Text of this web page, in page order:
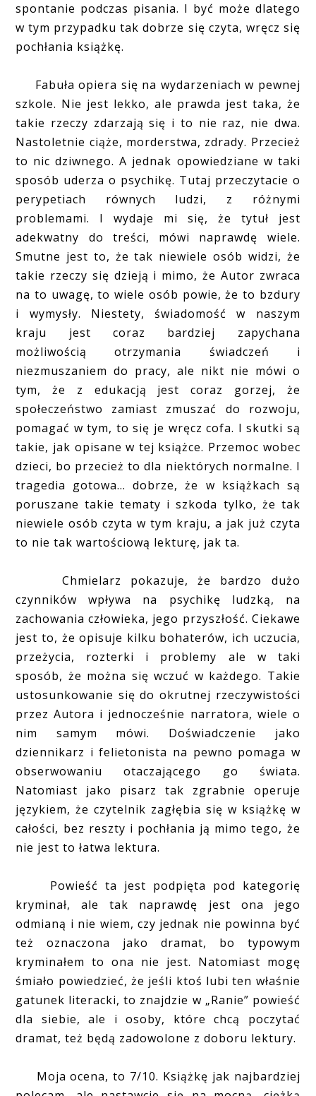
spontanie podczas pisania. I być może dlatego
w tym przypadku tak dobrze się czyta, wręcz się
pochłania książkę.
Fabuła opiera się na wydarzeniach w pewnej
szkole. Nie jest lekko, ale prawda jest taka, że
takie rzeczy zdarzają się i to nie raz, nie dwa.
Nastoletnie ciąże, morderstwa, zdrady. Przecież
to nic dziwnego. A jednak opowiedziane w taki
sposób uderza o psychikę. Tutaj przeczytacie o
perypetiach równych ludzi, z różnymi
problemami. I wydaje mi się, że tytuł jest
adekwatny do treści, mówi naprawdę wiele.
Smutne jest to, że tak niewiele osób widzi, że
takie rzeczy się dzieją i mimo, że Autor zwraca
na to uwagę, to wiele osób powie, że to bzdury
i wymysły. Niestety, świadomość w naszym
kraju jest coraz bardziej zapychana
możliwością otrzymania świadczeń i
niezmuszaniem do pracy, ale nikt nie mówi o
tym, że z edukacją jest coraz gorzej, że
społeczeństwo zamiast zmuszać do rozwoju,
pomagać w tym, to się je wręcz cofa. I skutki są
takie, jak opisane w tej książce. Przemoc wobec
dzieci, bo przecież to dla niektórych normalne. I
tragedia gotowa… dobrze, że w książkach są
poruszane takie tematy i szkoda tylko, że tak
niewiele osób czyta w tym kraju, a jak już czyta
to nie tak wartościową lekturę, jak ta.
Chmielarz pokazuje, że bardzo dużo
czynników wpływa na psychikę ludzką, na
zachowania człowieka, jego przyszłość. Ciekawe
jest to, że opisuje kilku bohaterów, ich uczucia,
przeżycia, rozterki i problemy ale w taki
sposób, że można się wczuć w każdego. Takie
ustosunkowanie się do okrutnej rzeczywistości
przez Autora i jednocześnie narratora, wiele o
nim samym mówi. Doświadczenie jako
dziennikarz i felietonista na pewno pomaga w
obserwowaniu otaczającego go świata.
Natomiast jako pisarz tak zgrabnie operuje
językiem, że czytelnik zagłębia się w książkę w
całości, bez reszty i pochłania ją mimo tego, że
nie jest to łatwa lektura.
Powieść ta jest podpięta pod kategorię
kryminał, ale tak naprawdę jest ona jego
odmianą i nie wiem, czy jednak nie powinna być
też oznaczona jako dramat, bo typowym
kryminałem to ona nie jest. Natomiast mogę
śmiało powiedzieć, że jeśli ktoś lubi ten właśnie
gatunek literacki, to znajdzie w „Ranie” powieść
dla siebie, ale i osoby, które chcą poczytać
dramat, też będą zadowolone z doboru lektury.
Moja ocena, to 7/10. Książkę jak najbardziej